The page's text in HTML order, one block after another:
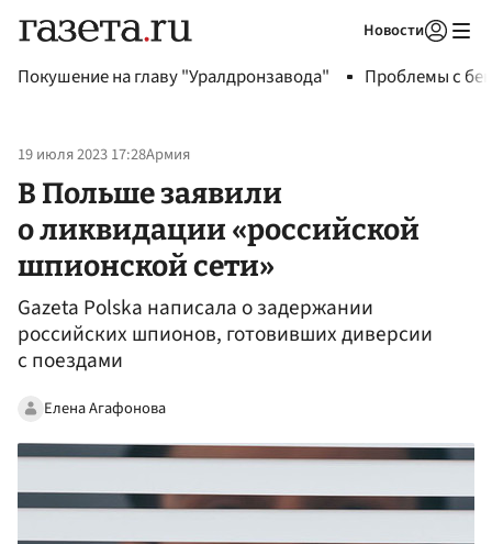
Новости
Покушение на главу "Уралдронзавода" Проблемы с
19 июля 2023 17:28Армия
В Польше заявили
о ликвидации «российской
шпионской сети»
Gazeta Polska написала о задержании
российских шпионов, готовивших диверсии
с поездами
Елена Агафонова